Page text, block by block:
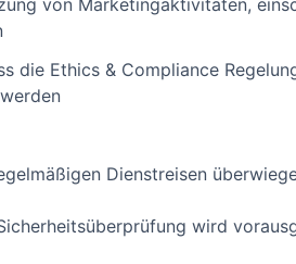
von Marketingaktivitäten,
die Ethics & Compliance
Dienstreisen
wird